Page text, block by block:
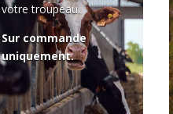
votre troupeau.
Sur commande
uniquement.